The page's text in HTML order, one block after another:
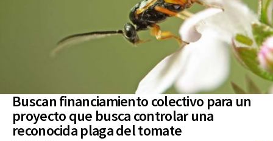
Buscan financiamiento colectivo para un
proyecto que busca controlar una
reconocida plaga del tomate